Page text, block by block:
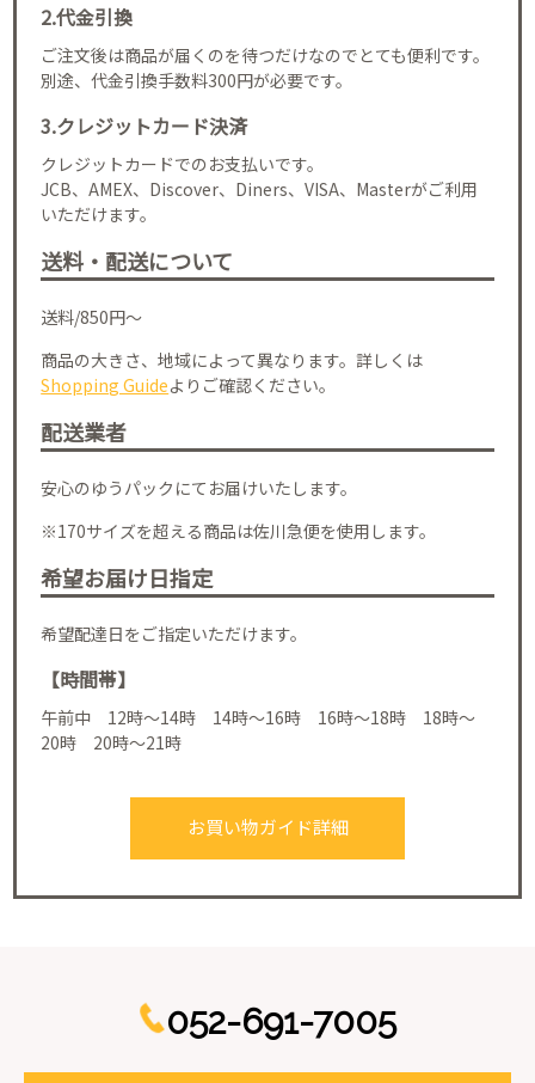
2.代金引換
ご注文後は商品が届くのを待つだけなのでとても便利です。
別途、代金引換手数料300円が必要です。
3.クレジットカード決済
クレジットカードでのお支払いです。
JCB、AMEX、Discover、Diners、VISA、Masterがご利用
いただけます。
送料・配送について
送料/850円～
商品の大きさ、地域によって異なります。詳しくは
Shopping Guideよりご確認ください。
配送業者
安心のゆうパックにてお届けいたします。
※170サイズを超える商品は佐川急便を使用します。
希望お届け日指定
希望配達日をご指定いただけます。
【時間帯】
午前中 12時～14時 14時～16時 16時～18時 18時～
20時 20時～21時
お買い物ガイド詳細
052-691-7005